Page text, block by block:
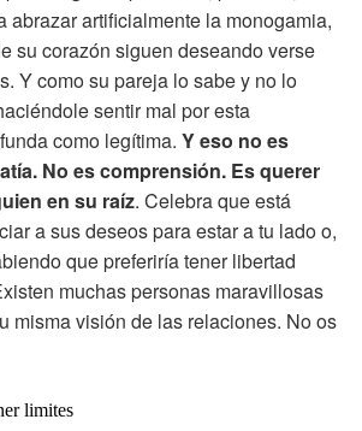
abrazar artificialmente la monogamia,
su corazón siguen deseando verse
Y como su pareja lo sabe y no lo
sentir mal por esta
como legítima. Y eso no es
No es comprensión. Es querer
en su raíz. Celebra que está
a sus deseos para estar a tu lado o,
que preferiría tener libertad
muchas personas maravillosas
misma visión de las relaciones. No os
limites